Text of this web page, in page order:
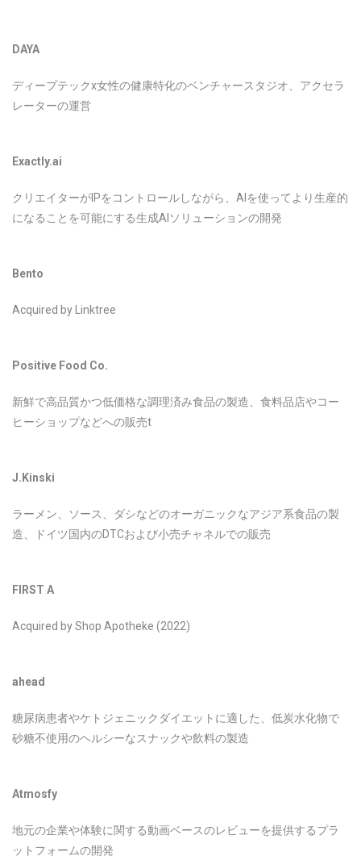
DAYA
ディープテックx女性の健康特化のベンチャースタジオ、アクセラ
レーターの運営
Exactly.ai
クリエイターがIPをコントロールしながら、AIを使ってより生産的
になることを可能にする生成AIソリューションの開発
Bento
Acquired by Linktree
Positive Food Co.
新鮮で高品質かつ低価格な調理済み食品の製造、食料品店やコー
ヒーショップなどへの販売t
J.Kinski
ラーメン、ソース、ダシなどのオーガニックなアジア系食品の製
造、ドイツ国内のDTCおよび小売チャネルでの販売
FIRST A
Acquired by Shop Apotheke (2022)
ahead
糖尿病患者やケトジェニックダイエットに適した、低炭水化物で
砂糖不使用のヘルシーなスナックや飲料の製造
Atmosfy
地元の企業や体験に関する動画ベースのレビューを提供するプラ
ットフォームの開発